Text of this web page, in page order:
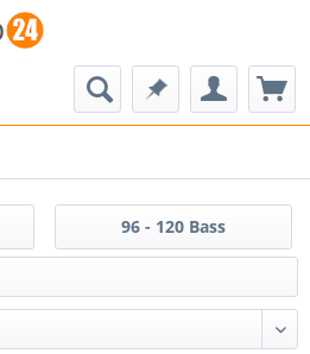
96 - 120 Bass